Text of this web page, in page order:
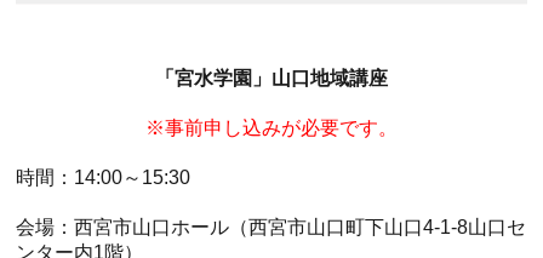
「宮水学園」山口地域講座
※事前申し込みが必要です。
時間：14:00～15:30
会場：西宮市山口ホール（西宮市山口町下山口4-1-8山口セ
ンター内1階）